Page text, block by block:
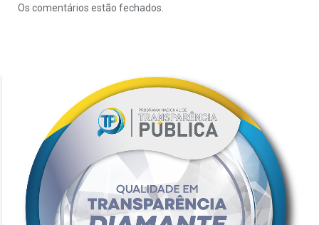
Os comentários estão fechados.